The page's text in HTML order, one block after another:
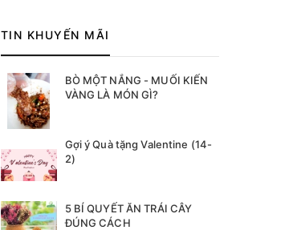
TIN KHUYẾN MÃI
BÒ MỘT NẮNG - MUỐI KIẾN
VÀNG LÀ MÓN GÌ?
Gợi ý Quà tặng Valentine (14-
2)
5 BÍ QUYẾT ĂN TRÁI CÂY
ĐÚNG CÁCH